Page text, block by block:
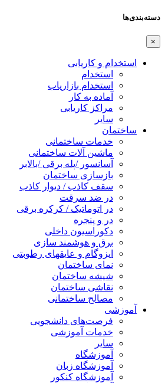
دسته‌بندی‌ها
×
استخدام و کاریابی
استخدام
استخدام بازاریاب
آماده به کار
مراکز کاریابی
سایر
ساختمان
خدمات ساختمانی
ماشین آلات ساختمانی
آسانسور /پله برقی /بالابر
بازسازی ساختمان
سقف کاذب / دیوار کاذب
در ضد سرقت
در اتوماتیک / کرکره برقی
در و پنجره
دکوراسیون داخلی
برق و هوشمند سازی
ایزوگام و عایقهای رطوبتی
نمای ساختمان
شیشه ساختمان
نقاشی ساختمان
مصالح ساختمانی
آموزشی
فرصت‌های دانشجویی
خدمات آموزشی
سایر
آموزشگاه
آموزشگاه زبان
آموزشگاه کنکور